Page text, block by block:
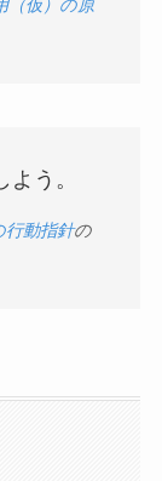
（仮）の原
う。
動指針の